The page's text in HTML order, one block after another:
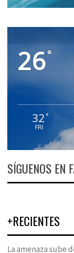
26°
32°
FRI
SÍGUENOS EN
+RECIENTES
La amenaza sube